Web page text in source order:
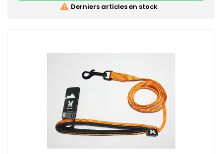
 Derniers articles en stock